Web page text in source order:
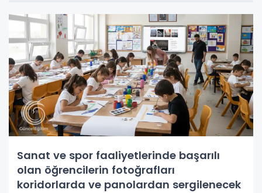
Sanat ve spor faaliyetlerinde başarılı
olan öğrencilerin fotoğrafları
koridorlarda ve panolardan sergilenecek